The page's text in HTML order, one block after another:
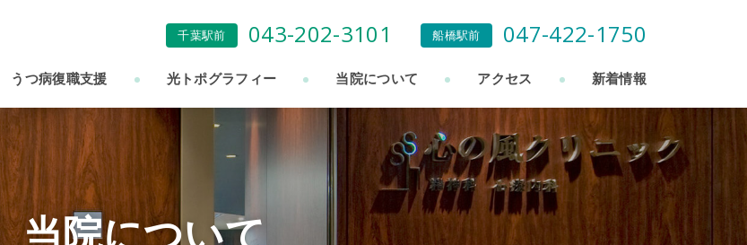
うつ病復職支援 光トポグラフィー 当院について アクセス 新着情報
千葉駅前 043-202-3101 船橋駅前 047-422-1750
当院について